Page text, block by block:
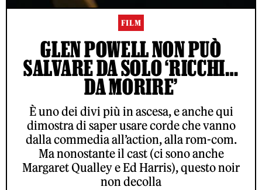
FILM
GLEN POWELL NON PUÒ
SALVARE DA SOLO ‘RICCHI…
DA MORIRE’
È uno dei divi più in ascesa, e anche qui
dimostra di saper usare corde che vanno
dalla commedia all’action, alla rom-com.
Ma nonostante il cast (ci sono anche
Margaret Qualley e Ed Harris), questo noir
non decolla